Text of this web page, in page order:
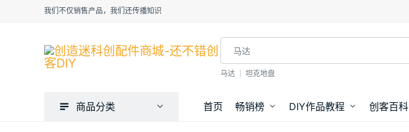
我们不仅销售产品，我们还传播知识
马达 坦克地盘
商品分类 首页 畅销榜 DIY作品教程 创客百科